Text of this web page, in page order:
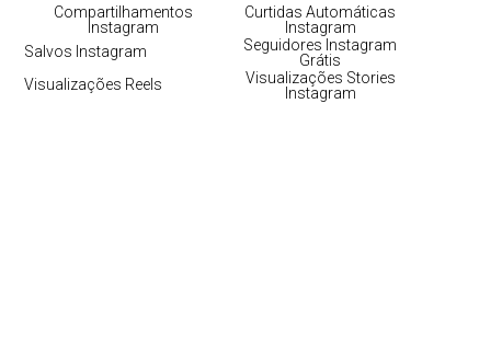
Compartilhamentos
Instagram
Curtidas Automáticas
Instagram
Salvos Instagram
Seguidores Instagram
Grátis
Visualizações Reels
Visualizações Stories
Instagram